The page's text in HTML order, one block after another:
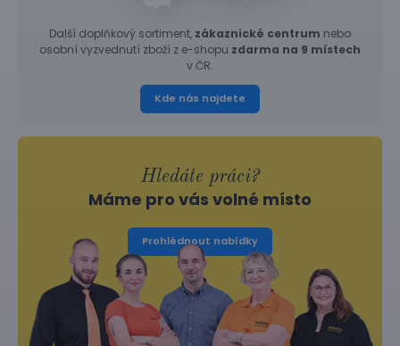
Další doplňkový sortiment, zákaznické centrum nebo
osobní vyzvednutí zboží z e-shopu zdarma na 9 místech
v ČR.
Kde nás najdete
Hledáte práci?
Máme pro vás volné místo
Prohlédnout nabídky